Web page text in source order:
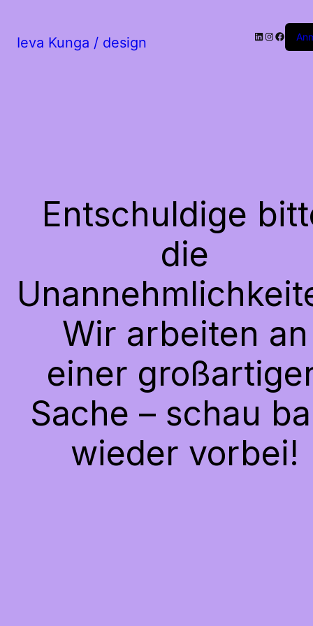
Ieva Kunga / design LinkedIn
Instagram
Entschuldige
die
Wir arbeiten an
einer
Sache – schau
wieder vorbei!